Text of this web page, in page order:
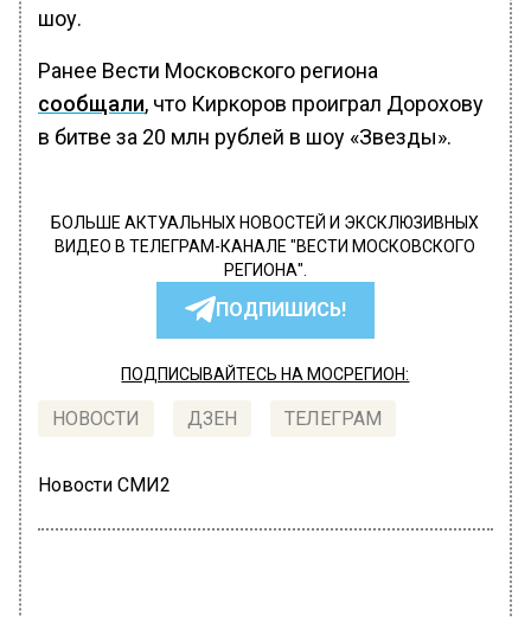
шоу.
Ранее Вести Московского региона
сообщали, что Киркоров проиграл Дорохову
в битве за 20 млн рублей в шоу «Звезды».
БОЛЬШЕ АКТУАЛЬНЫХ НОВОСТЕЙ И ЭКСКЛЮЗИВНЫХ
ВИДЕО В ТЕЛЕГРАМ-КАНАЛЕ "ВЕСТИ МОСКОВСКОГО
РЕГИОНА".
ПОДПИШИСЬ!
ПОДПИСЫВАЙТЕСЬ НА МОСРЕГИОН:
НОВОСТИ ДЗЕН ТЕЛЕГРАМ
Новости СМИ2